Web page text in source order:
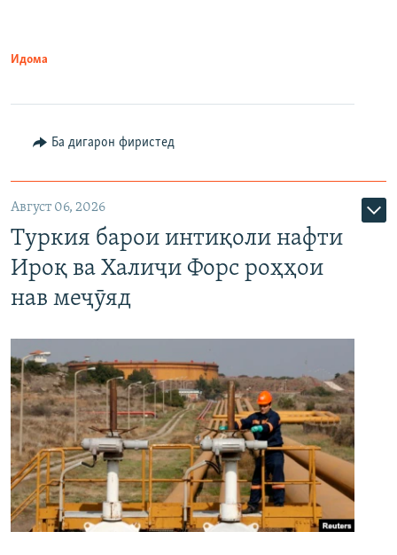
Идома
Ба дигарон фиристед
Август 06, 2026
Туркия барои интиқоли нафти
Ироқ ва Халиҷи Форс роҳҳои
нав меҷӯяд